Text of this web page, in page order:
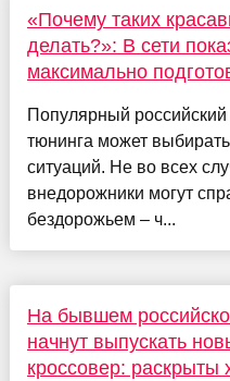
«Почему таких
делать?»: В сети
максимально
Популярный
тюнинга может
ситуаций. Не во всех
внедорожники могут
бездорожьем – ч...
На бывшем
начнут выпускать
кроссовер: раскрыты